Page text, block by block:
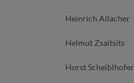
Heinrich Allacher
Helmut Zsaitsits
Horst Scheiblhofer